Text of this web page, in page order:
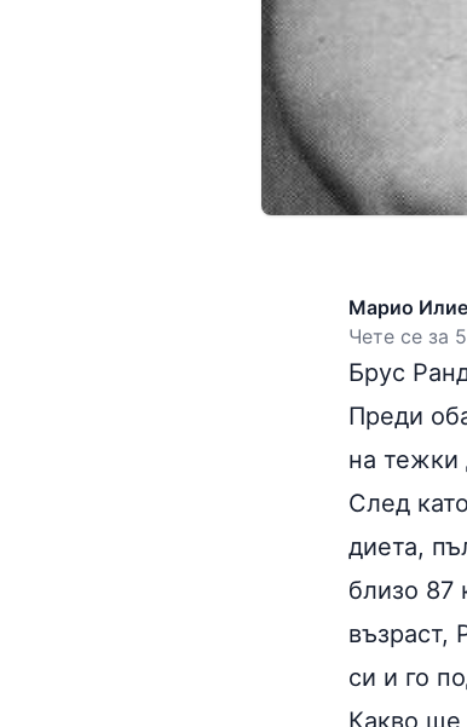
Марио
Чете се за
Брус
Преди
на тежки
След
диета,
близо 87
възраст,
си и го
Какво ще